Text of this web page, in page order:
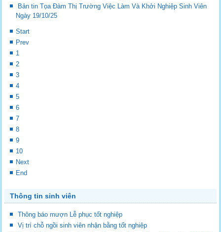
Bản tin Tọa Đàm Thị Trường Việc Làm Và Khởi Nghiệp Sinh Viên
Ngày 19/10/25
Start
Prev
1
2
3
4
5
6
7
8
9
10
Next
End
Thông tin sinh viên
Thông báo mượn Lễ phục tốt nghiệp
Vị trí chỗ ngồi sinh viên nhận bằng tốt nghiệp